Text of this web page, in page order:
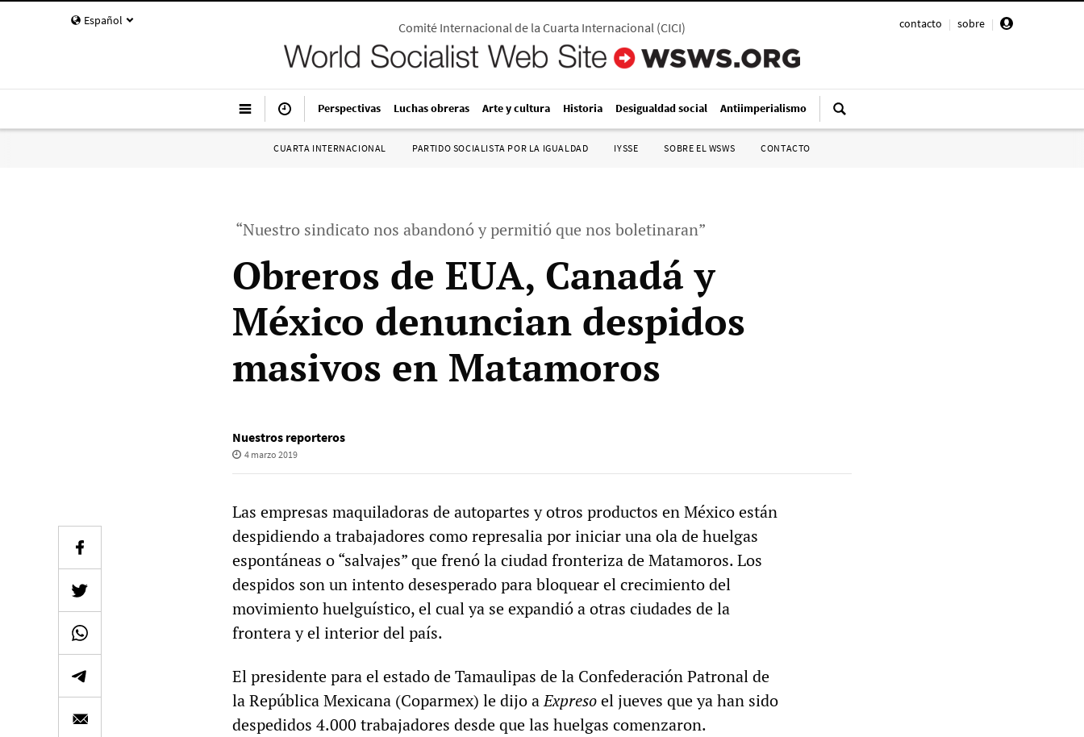
Español contacto | sobre |
Comité Internacional de la Cuarta Internacional (CICI)
Perspectivas Luchas obreras Arte y cultura Historia Desigualdad social Antiimperialismo
CUARTA INTERNACIONAL PARTIDO SOCIALISTA POR LA IGUALDAD IYSSE SOBRE EL WSWS CONTACTO
“Nuestro sindicato nos abandonó y permitió que nos boletinaran”
Obreros de EUA, Canadá y
México denuncian despidos
masivos en Matamoros
Nuestros reporteros
4 marzo 2019
Las empresas maquiladoras de autopartes y otros productos en México están
despidiendo a trabajadores como represalia por iniciar una ola de huelgas
espontáneas o “salvajes” que frenó la ciudad fronteriza de Matamoros. Los
despidos son un intento desesperado para bloquear el crecimiento del
movimiento huelguístico, el cual ya se expandió a otras ciudades de la
frontera y el interior del país.
El presidente para el estado de Tamaulipas de la Confederación Patronal de
la República Mexicana (Coparmex) le dijo aExpresoel jueves que ya han sido
despedidos 4.000 trabajadores desde que las huelgas comenzaron.